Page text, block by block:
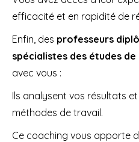
efficacité et en rapidité de
Enfin, des professeurs
spécialistes des études de
avec vous :
Ils analysent vos résultats
méthodes de travail.
Ce coaching vous apporte